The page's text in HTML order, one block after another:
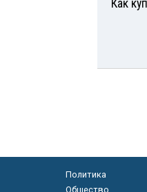
Как
Политика
Общество